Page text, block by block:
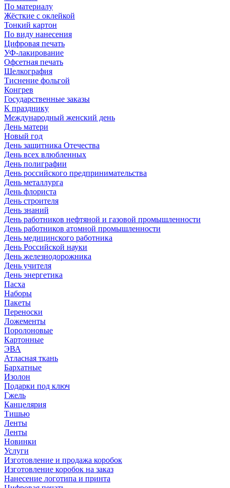
По материалу
Жёсткие с оклейкой
Тонкий картон
По виду нанесения
Цифровая печать
УФ-лакирование
Офсетная печать
Шелкография
Тиснение фольгой
Конгрев
Государственные заказы
К празднику
Международный женский день
День матери
Новый год
День защитника Отечества
День всех влюбленных
День полиграфии
День российского предпринимательства
День металлурга
День флориста
День строителя
День знаний
День работников нефтяной и газовой промышленности
День работников атомной промышленности
День медицинского работника
День Российской науки
День железнодорожника
День учителя
День энергетика
Пасха
Наборы
Пакеты
Переноски
Ложементы
Поролоновые
Картонные
ЭВА
Атласная ткань
Бархатные
Изолон
Подарки под ключ
Гжель
Канцелярия
Тишью
Ленты
Ленты
Новинки
Услуги
Изготовление и продажа коробок
Изготовление коробок на заказ
Нанесение логотипа и принта